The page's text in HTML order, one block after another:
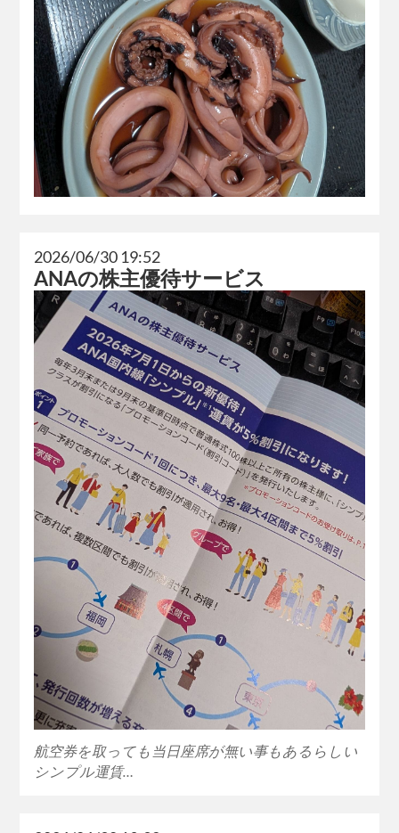
2026/06/30 19:52
ANAの株主優待サービス
航空券を取っても当日座席が無い事もあるらしい
シンプル運賃…